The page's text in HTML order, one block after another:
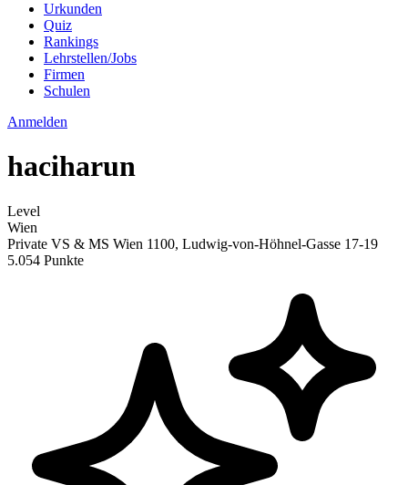
Urkunden
Quiz
Rankings
Lehrstellen/Jobs
Firmen
Schulen
Anmelden
haciharun
Level
Wien
Private VS & MS Wien 1100, Ludwig-von-Höhnel-Gasse 17-19
5.054 Punkte